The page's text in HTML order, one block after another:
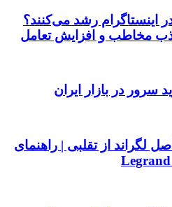
اینستاگرام رشد می‌کنند؟
مخاطب و افزایش تعامل
سرور در بازار ایران
از تقلبی | راهنمای